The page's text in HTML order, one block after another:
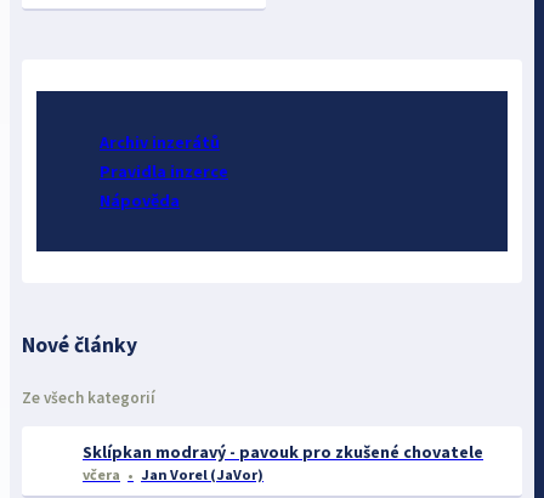
Archiv inzerátů
Pravidla inzerce
Nápověda
Nové články
Ze všech kategorií
Sklípkan modravý - pavouk pro zkušené chovatele
včera Jan Vorel (JaVor)